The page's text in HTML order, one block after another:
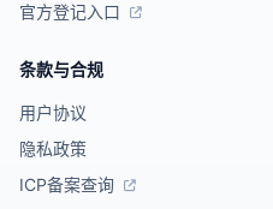
官方登记入口
条款与合规
用户协议
隐私政策
ICP备案查询